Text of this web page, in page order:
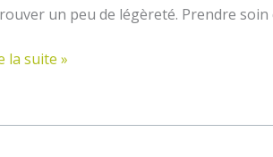
un peu de légèreté. Prendre soin
la suite »